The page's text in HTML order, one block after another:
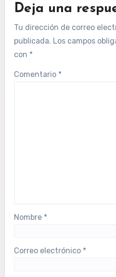
Deja una
Tu dirección de correo
publicada. Los campos
con *
Comentario *
Nombre *
Correo electrónico *